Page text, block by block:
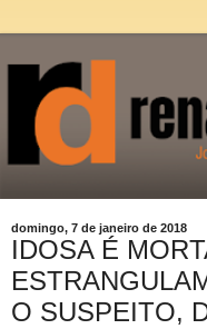
domingo, 7 de janeiro de 2018
IDOSA É
O SUSPEITO,